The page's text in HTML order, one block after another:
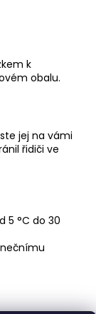
k
obalu.
jej na vámi
řidiči ve
5 °C do 30